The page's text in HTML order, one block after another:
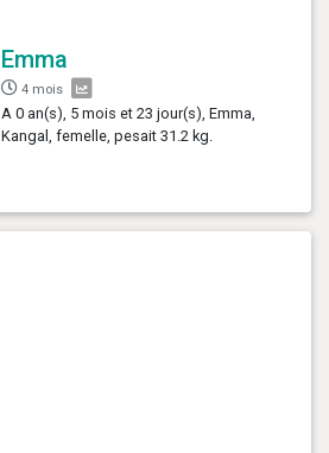
Emma
4 mois
A 0 an(s), 5 mois et 23 jour(s), Emma,
Kangal, femelle, pesait 31.2 kg.